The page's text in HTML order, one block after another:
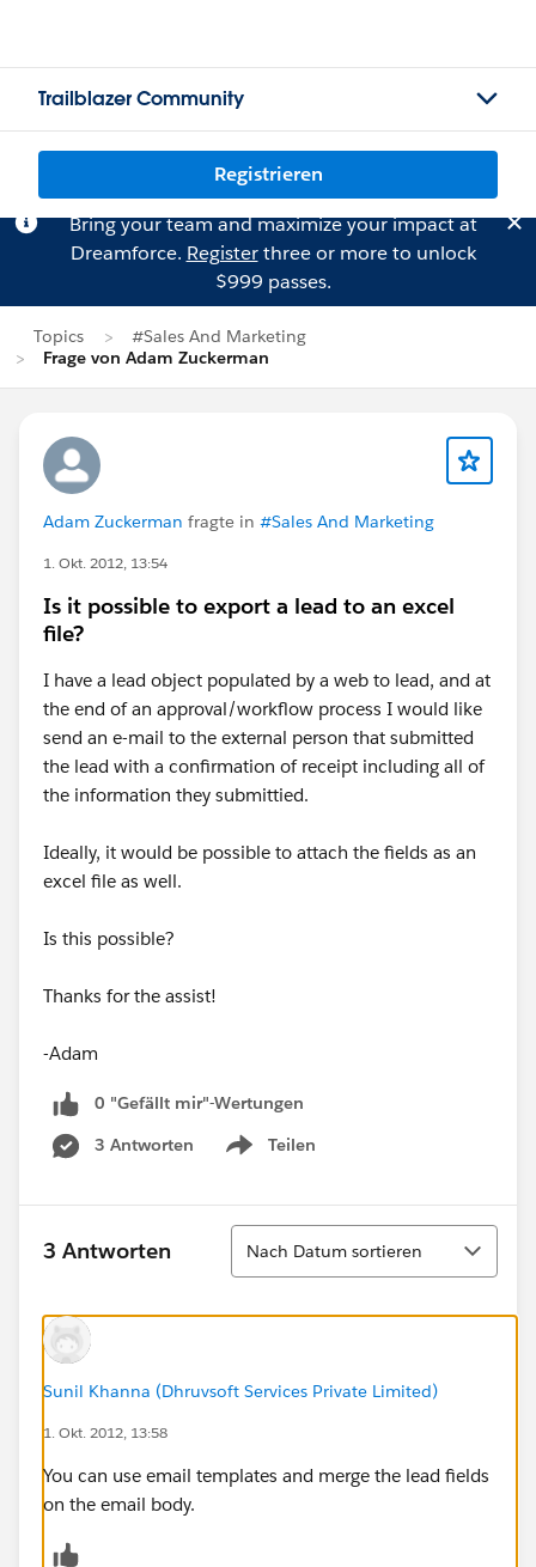
Trailblazer Community
Registrieren
Bring your team and maximize your impact at
Dreamforce. Registerthree or more to unlock
$999 passes.
Topics
#Sales And Marketing
Frage von Adam Zuckerman
Adam Zuckerman fragte in #Sales And Marketing
1. Okt. 2012, 13:54
Is it possible to export a lead to an excel
file?
I have a lead object populated by a web to lead, and at
the end of an approval/workflow process I would like
send an e-mail to the external person that submitted
the lead with a confirmation of receipt including all of
the information they submittied.
Ideally, it would be possible to attach the fields as an
excel file as well.
Is this possible?
Thanks for the assist!
-Adam
0 "Gefällt mir"-Wertungen
3 Antworten
Teilen
Show menu
3 Antworten
Sortieren
Nach Datum sortieren
Sunil Khanna (Dhruvsoft Services Private Limited)
1. Okt. 2012, 13:58
You can use email templates and merge the lead fields
on the email body.